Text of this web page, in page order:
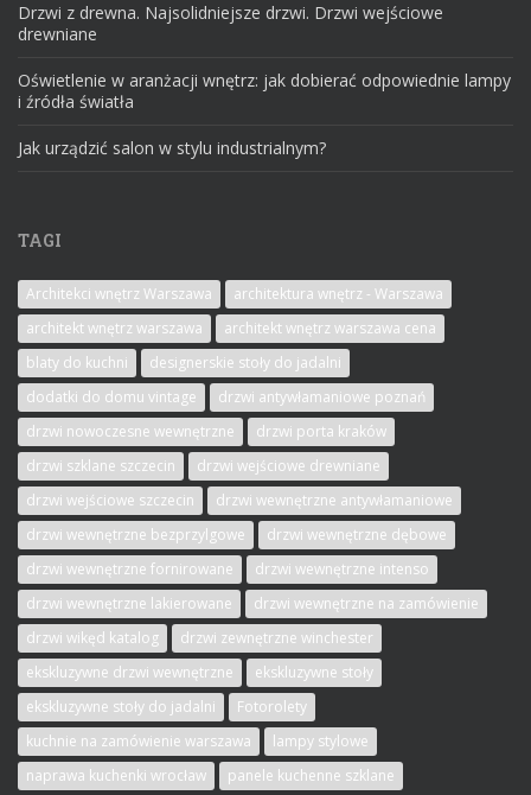
Drzwi z drewna. Najsolidniejsze drzwi. Drzwi wejściowe
drewniane
Oświetlenie w aranżacji wnętrz: jak dobierać odpowiednie lampy
i źródła światła
Jak urządzić salon w stylu industrialnym?
TAGI
Architekci wnętrz Warszawa
architektura wnętrz - Warszawa
architekt wnętrz warszawa
architekt wnętrz warszawa cena
blaty do kuchni
designerskie stoły do jadalni
dodatki do domu vintage
drzwi antywłamaniowe poznań
drzwi nowoczesne wewnętrzne
drzwi porta kraków
drzwi szklane szczecin
drzwi wejściowe drewniane
drzwi wejściowe szczecin
drzwi wewnętrzne antywłamaniowe
drzwi wewnętrzne bezprzylgowe
drzwi wewnętrzne dębowe
drzwi wewnętrzne fornirowane
drzwi wewnętrzne intenso
drzwi wewnętrzne lakierowane
drzwi wewnętrzne na zamówienie
drzwi wikęd katalog
drzwi zewnętrzne winchester
ekskluzywne drzwi wewnętrzne
ekskluzywne stoły
ekskluzywne stoły do jadalni
Fotorolety
kuchnie na zamówienie warszawa
lampy stylowe
naprawa kuchenki wrocław
panele kuchenne szklane